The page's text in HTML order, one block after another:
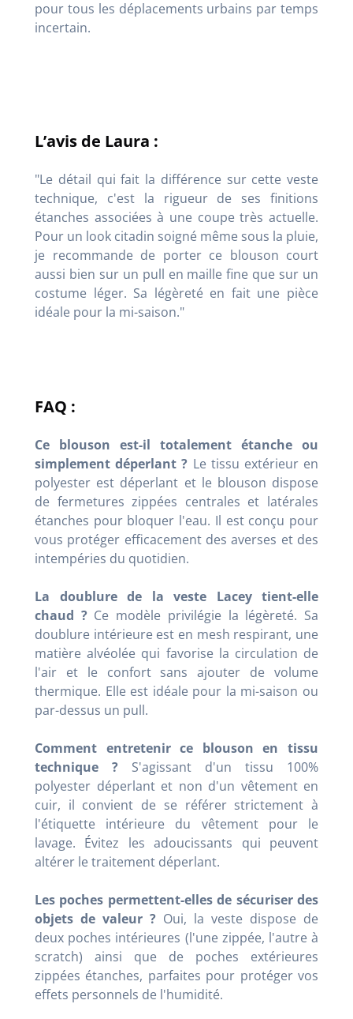
pour tous les déplacements urbains par temps
incertain.
L’avis de Laura :
"Le détail qui fait la différence sur cette veste
technique, c'est la rigueur de ses finitions
étanches associées à une coupe très actuelle.
Pour un look citadin soigné même sous la pluie,
je recommande de porter ce blouson court
aussi bien sur un pull en maille fine que sur un
costume léger. Sa légèreté en fait une pièce
idéale pour la mi-saison."
FAQ :
Ce blouson est-il totalement étanche ou
simplement déperlant ? Le tissu extérieur en
polyester est déperlant et le blouson dispose
de fermetures zippées centrales et latérales
étanches pour bloquer l'eau. Il est conçu pour
vous protéger efficacement des averses et des
intempéries du quotidien.
La doublure de la veste Lacey tient-elle
chaud ?Ce modèle privilégie la légèreté. Sa
doublure intérieure est en mesh respirant, une
matière alvéolée qui favorise la circulation de
l'air et le confort sans ajouter de volume
thermique. Elle est idéale pour la mi-saison ou
par-dessus un pull.
Comment entretenir ce blouson en tissu
technique ? S'agissant d'un tissu 100%
polyester déperlant et non d'un vêtement en
cuir, il convient de se référer strictement à
l'étiquette intérieure du vêtement pour le
lavage. Évitez les adoucissants qui peuvent
altérer le traitement déperlant.
Les poches permettent-elles de sécuriser des
objets de valeur ? Oui, la veste dispose de
deux poches intérieures (l'une zippée, l'autre à
scratch) ainsi que de poches extérieures
zippées étanches, parfaites pour protéger vos
effets personnels de l'humidité.